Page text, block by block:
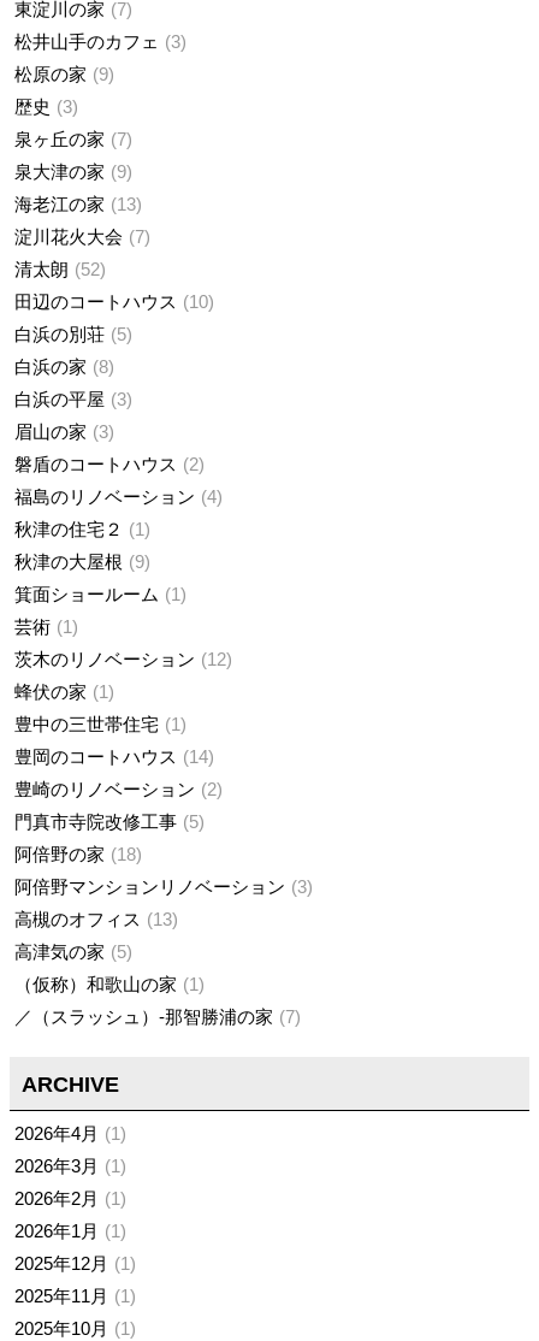
東淀川の家
7
松井山手のカフェ
3
松原の家
9
歴史
3
泉ヶ丘の家
7
泉大津の家
9
海老江の家
13
淀川花火大会
7
清太朗
52
田辺のコートハウス
10
白浜の別荘
5
白浜の家
8
白浜の平屋
3
眉山の家
3
磐盾のコートハウス
2
福島のリノベーション
4
秋津の住宅２
1
秋津の大屋根
9
箕面ショールーム
1
芸術
1
茨木のリノベーション
12
蜂伏の家
1
豊中の三世帯住宅
1
豊岡のコートハウス
14
豊崎のリノベーション
2
門真市寺院改修工事
5
阿倍野の家
18
阿倍野マンションリノベーション
3
高槻のオフィス
13
高津気の家
5
（仮称）和歌山の家
1
／（スラッシュ）-那智勝浦の家
7
ARCHIVE
2026年4月
1
2026年3月
1
2026年2月
1
2026年1月
1
2025年12月
1
2025年11月
1
2025年10月
1